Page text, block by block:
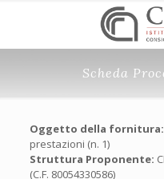
Scheda
Oggetto della fornitura:
prestazioni (n. 1)
Struttura Proponente:
(C.F. 80054330586)